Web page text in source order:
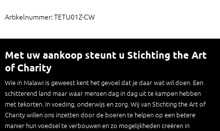
Artikelnummer: TETU01Z-CW
Met uw aankoop steunt u Stichting the Art
of Charity
Wie in Malawi is geweest kent het gevoel dat je daar wat wil doen. Een
schitterend land maar waar mensen dag in dag uit te kampen hebben
met tekorten. In voeding, onderwijs en zorg. Wij van Stichting the Art of
Charity willen ons inzetten door de boeren te helpen op een betere
manier hun voedsel te verbouwen en zo mogelijkheden creëren in